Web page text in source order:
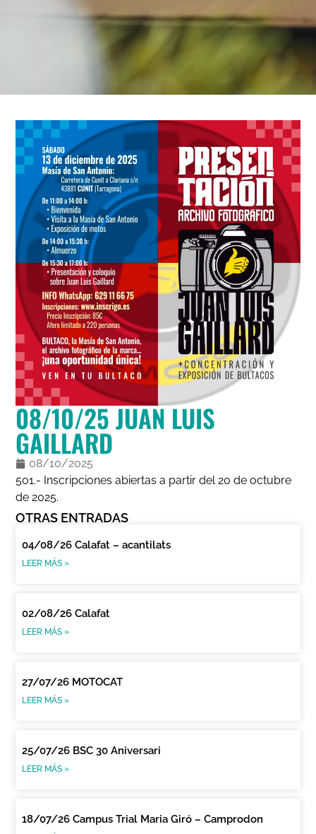
08/10/25 JUAN LUIS
GAILLARD
08/10/2025
501.- Inscripciones abiertas a partir del 20 de octubre
de 2025.
OTRAS ENTRADAS
04/08/26 Calafat – acantilats
LEER MÁS »
02/08/26 Calafat
LEER MÁS »
27/07/26 MOTOCAT
LEER MÁS »
25/07/26 BSC 30 Aniversari
LEER MÁS »
18/07/26 Campus Trial Maria Giró – Camprodon